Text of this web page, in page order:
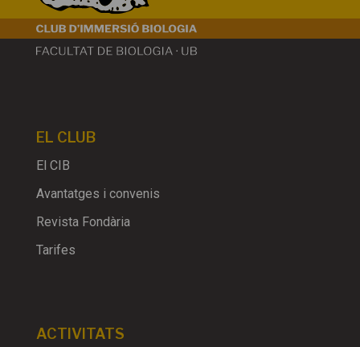
EL CLUB
El CIB
Avantatges i convenis
Revista Fondària
Tarifes
ACTIVITATS